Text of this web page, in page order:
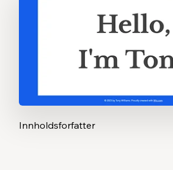
Innholdsforfatter